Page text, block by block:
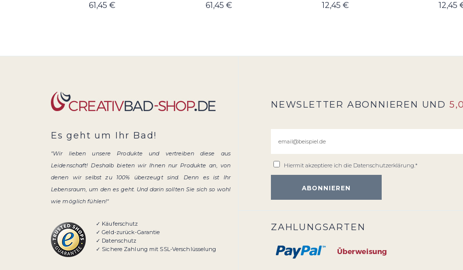
61,45 € 61,45 € 12,45 € 12,45
Es geht um Ihr Bad!
"Wir lieben unsere Produkte und vertreiben diese aus
Leidenschaft! Deshalb bieten wir Ihnen nur Produkte an, von
denen wir selbst zu 100% überzeugt sind. Denn es ist Ihr
Lebensraum, um den es geht. Und darin sollten Sie sich so wohl
wie möglich fühlen!"
✓ Käuferschutz
✓ Geld-zurück-Garantie
✓ Datenschutz
✓ Sichere Zahlung mit SSL-Verschlüsselung
NEWSLETTER ABONNIEREN UND
Hiermit akzeptiere ich die Datenschutzerklärung.*
ZAHLUNGSARTEN